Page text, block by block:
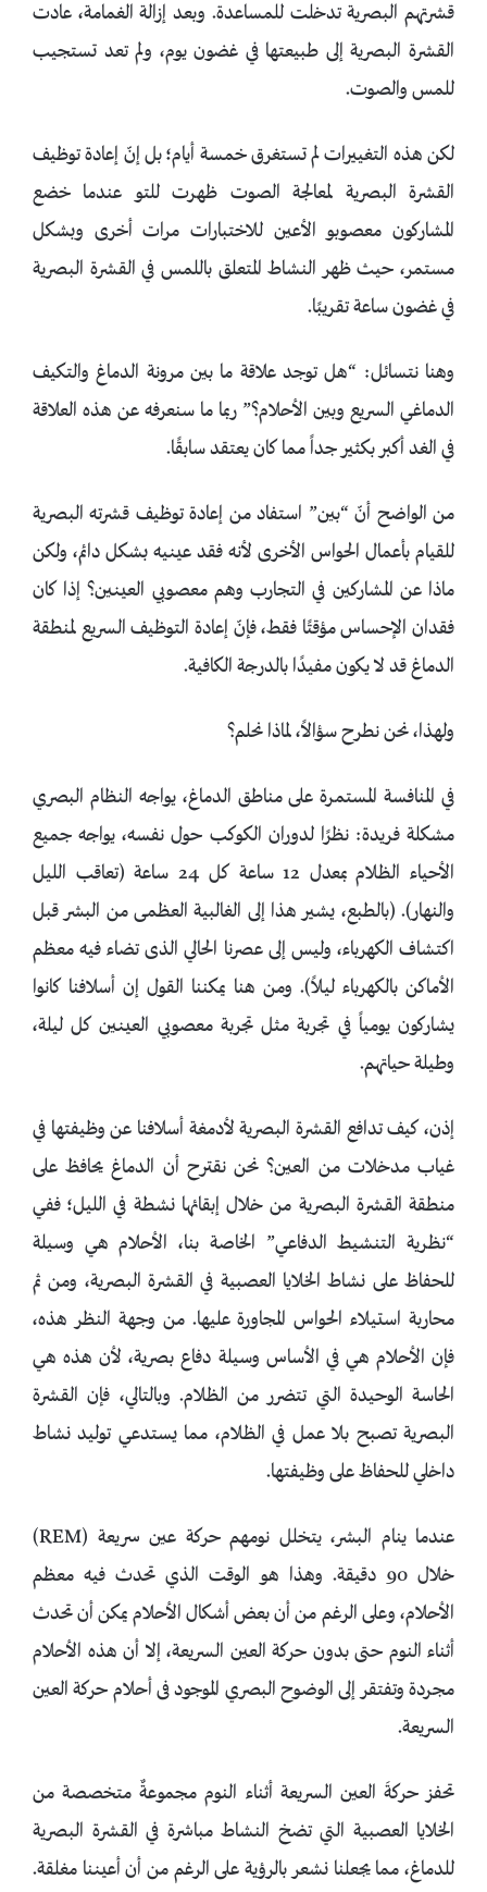
قشرتهم البصرية تدخلت للمساعدة. وبعد إزالة الغمامة، عادت
القشرة البصرية إلى طبيعتها في غضون يوم، ولم تعد تستجيب
للمس والصوت.
لكن هذه التغييرات لم تستغرق خمسة أيام؛ بل إنّ إعادة توظيف
القشرة البصرية لمعالجة الصوت ظهرت للتو عندما خضع
المشاركون معصوبو الأعين للاختبارات مرات أخرى وبشكل
مستمر، حيث ظهر النشاط المتعلق باللمس في القشرة البصرية
في غضون ساعة تقريبًا.
وهنا نتسائل: “هل توجد علاقة ما بين مرونة الدماغ والتكيف
الدماغي السريع وبين الأحلام؟” ربما ما سنعرفه عن هذه العلاقة
في الغد أكبر بكثير جداً مما كان يعتقد سابقًا.
من الواضح أنّ “بين” استفاد من إعادة توظيف قشرته البصرية
للقيام بأعمال الحواس الأخرى لأنه فقد عينيه بشكل دائم، ولكن
ماذا عن المشاركين في التجارب وهم معصوبي العينين؟ إذا كان
فقدان الإحساس مؤقتًا فقط، فإنّ إعادة التوظيف السريع لمنطقة
الدماغ قد لا يكون مفيدًا بالدرجة الكافية.
ولهذا، نحن نطرح سؤالاً، لماذا نحلم؟
في المنافسة المستمرة على مناطق الدماغ، يواجه النظام البصري
مشكلة فريدة: نظرًا لدوران الكوكب حول نفسه، يواجه جميع
الأحياء الظلام بمعدل 12 ساعة كل 24 ساعة (تعاقب الليل
والنهار). (بالطبع، يشير هذا إلى الغالبية العظمى من البشر قبل
اكتشاف الكهرباء، وليس إلى عصرنا الحالي الذى تضاء فيه معظم
الأماكن بالكهرباء ليلاً). ومن هنا يمكننا القول إن أسلافنا كانوا
يشاركون يومياً في تجربة مثل تجربة معصوبي العينين كل ليلة،
وطيلة حياتهم.
إذن، كيف تدافع القشرة البصرية لأدمغة أسلافنا عن وظيفتها في
غياب مدخلات من العين؟ نحن نقترح أن الدماغ يحافظ على
منطقة القشرة البصرية من خلال إبقائها نشطة في الليل؛ ففي
“نظرية التنشيط الدفاعي” الخاصة بنا، الأحلام هي وسيلة
للحفاظ على نشاط الخلايا العصبية في القشرة البصرية، ومن ثم
محاربة استيلاء الحواس المجاورة عليها. من وجهة النظر هذه،
فإن الأحلام هي في الأساس وسيلة دفاع بصرية، لأن هذه هي
الحاسة الوحيدة التي تتضرر من الظلام. وبالتالي، فإن القشرة
البصرية تصبح بلا عمل في الظلام، مما يستدعي توليد نشاط
داخلي للحفاظ على وظيفتها.
عندما ينام البشر، يتخلل نومهم حركة عين سريعة (REM)
خلال 90 دقيقة. وهذا هو الوقت الذي تحدث فيه معظم
الأحلام، وعلى الرغم من أن بعض أشكال الأحلام يمكن أن تحدث
أثناء النوم حتى بدون حركة العين السريعة، إلا أن هذه الأحلام
مجردة وتفتقر إلى الوضوح البصري الموجود فى أحلام حركة العين
السريعة.
تحفز حركةَ العين السريعة أثناء النوم مجموعةٌ متخصصة من
الخلايا العصبية التي تضخ النشاط مباشرة في القشرة البصرية
للدماغ، مما يجعلنا نشعر بالرؤية على الرغم من أن أعيننا مغلقة.